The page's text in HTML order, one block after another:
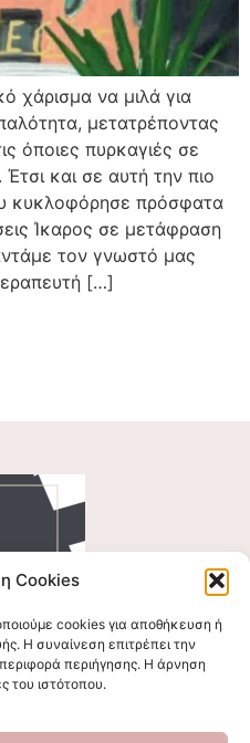
Cookies
cookies για αποθήκευση ή
Η συναίνεση επιτρέπει την
περιήγησης. Η άρνηση
του ιστότοπου.
χάρισμα να μιλά για
μετατρέποντας
όποιες πυρκαγιές σε
και σε αυτή την πιο
κυκλοφόρησε πρόσφατα
Ίκαρος σε μετάφραση
τον γνωστό μας
[…]